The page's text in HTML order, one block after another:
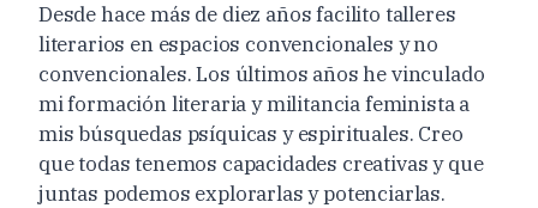
Desde hace más de diez años facilito talleres
literarios en espacios convencionales y no
convencionales. Los últimos años he vinculado
mi formación literaria y militancia feminista a
mis búsquedas psíquicas y espirituales. Creo
que todas tenemos capacidades creativas y que
juntas podemos explorarlas y potenciarlas.